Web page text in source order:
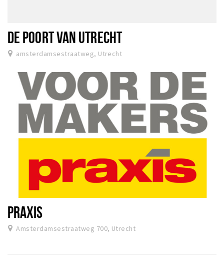
DE POORT VAN UTRECHT
amsterdamsestraatweg, Utrecht
PRAXIS
Amsterdamsestraatweg 700, Utrecht